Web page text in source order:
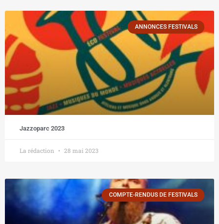
ANNONCES FESTIVALS
Jazzoparc 2023
La rédaction 28 mai 2023
COMPTE-RENDUS DE FESTIVALS